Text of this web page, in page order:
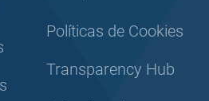
Políticas de Cookies
Transparency Hub